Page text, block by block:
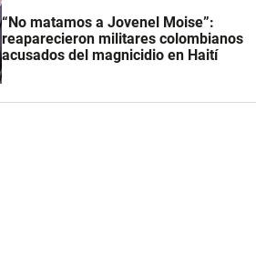
“No matamos a Jovenel Moise”:
reaparecieron militares colombianos
acusados del magnicidio en Haití